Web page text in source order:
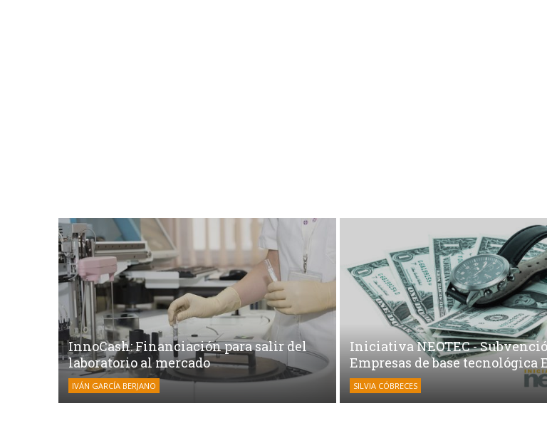
InnoCash: Financiación para salir del
laboratorio al mercado
IVÁN GARCÍA BERJANO
Iniciativa NEOTEC -
Empresas de base tecnológica
SILVIA CÓBRECES